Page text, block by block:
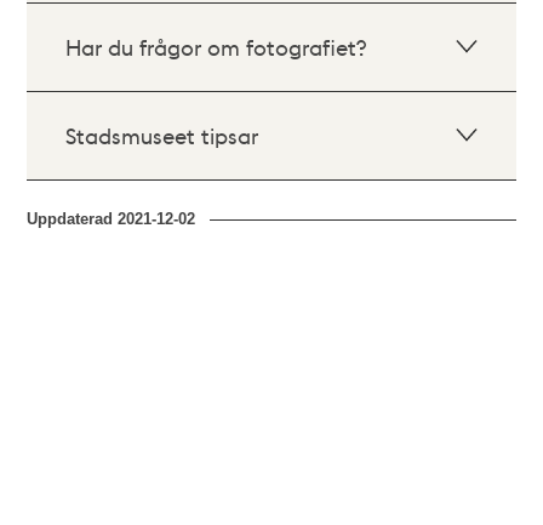
Har du frågor om fotografiet?
Stadsmuseet tipsar
Uppdaterad2021-12-02